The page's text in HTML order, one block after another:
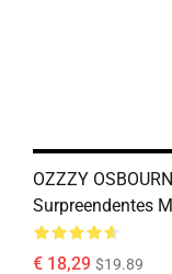
OZZZY
Surpreendentes
€ 18,29 $19.89